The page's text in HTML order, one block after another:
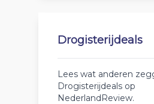
Drogisterijdeals
Lees wat anderen
Drogisterijdeals op
NederlandReview.